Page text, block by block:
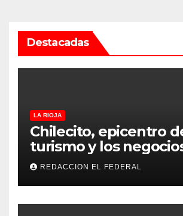
Destacadas
LA RIOJA
Chilecito, epicentro
turismo y los
arranca la Expo que
revolucionar la
regional en un
precedentes en La
REDACCION EL FEDERAL